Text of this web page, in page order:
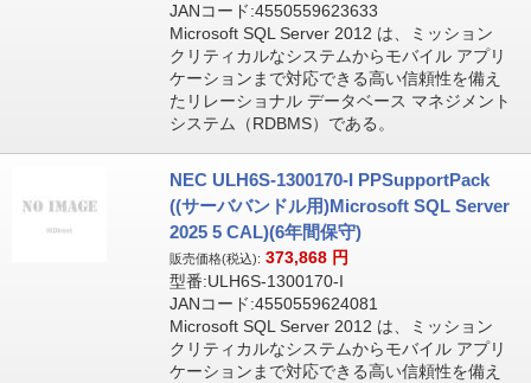
JANコード:4550559623633
Microsoft SQL Server 2012 は、ミッション
クリティカルなシステムからモバイル アプリ
ケーションまで対応できる高い信頼性を備え
たリレーショナル データベース マネジメント
システム（RDBMS）である。
NEC ULH6S-1300170-I PPSupportPack
((サーババンドル用)Microsoft SQL Server
2025 5 CAL)(6年間保守)
販売価格(税込): 373,868 円
型番:ULH6S-1300170-I
JANコード:4550559624081
Microsoft SQL Server 2012 は、ミッション
クリティカルなシステムからモバイル アプリ
ケーションまで対応できる高い信頼性を備え